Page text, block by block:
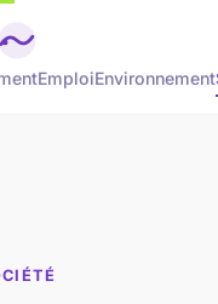
EmploiEnvironnement